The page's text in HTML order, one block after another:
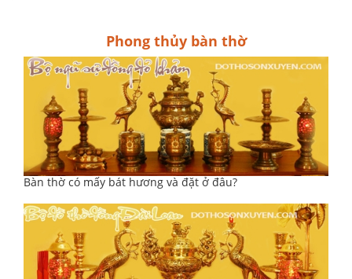
Phong thủy bàn thờ
Bàn thờ có mấy bát hương và đặt ở đâu?